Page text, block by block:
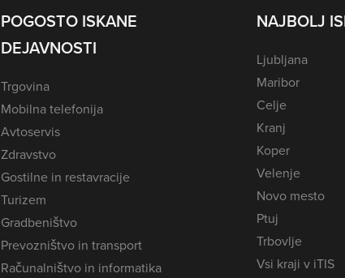
POGOSTO ISKANE
DEJAVNOSTI
Trgovina
Mobilna telefonija
Avtoservis
Zdravstvo
Gostilne in restavracije
Turizem
Gradbeništvo
Prevozništvo in transport
Računalništvo in informatika
NAJBOLJ
Ljubljana
Maribor
Celje
Kranj
Koper
Velenje
Novo mesto
Ptuj
Trbovlje
Vsi kraji v iTIS